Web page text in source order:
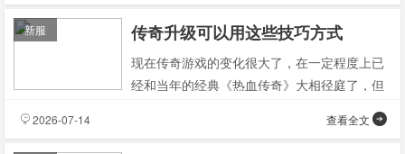
传奇升级可以用这些技巧方式
现在传奇游戏的变化很大了，在一定程度上已
经和当年的经典《热血传奇》大相径庭了，但
是在传奇城中每一个人都必须提高自己在游戏
新服
查看全文
2026-07-14